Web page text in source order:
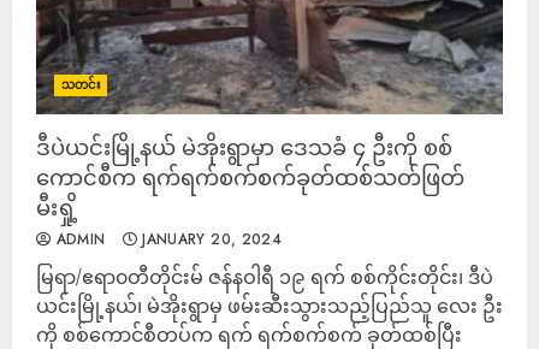
သတင်း
ဒီပဲယင်းမြို့နယ် မဲအိုးရွာမှာ ဒေသခံ ၄ ဦးကို စစ်
ကောင်စီက ရက်ရက်စက်စက်ခုတ်ထစ်သတ်ဖြတ်
မီးရှို့
ADMIN JANUARY 20, 2024
မြရာ/ဧရာ၀တီတိုင်းမ် ဇန်နဝါရီ ၁၉ ရက် စစ်ကိုင်းတိုင်း၊ ဒီပဲ
ယင်းမြို့နယ်၊ မဲအိုးရွာမှ ဖမ်းဆီးသွားသည့်ပြည်သူ လေး ဦး
ကို စစ်ကောင်စီတပ်က ရက် ရက်စက်စက် ခုတ်ထစ်ပြီး